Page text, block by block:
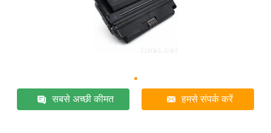
सबसे अच्छी कीमत हमसे संपर्क करें